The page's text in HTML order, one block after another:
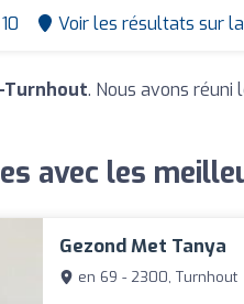
Voir les résultats sur
Turnhout. Nous avons
avec les
Gezond Met Tanya
en 69 - 2300, Turnhout